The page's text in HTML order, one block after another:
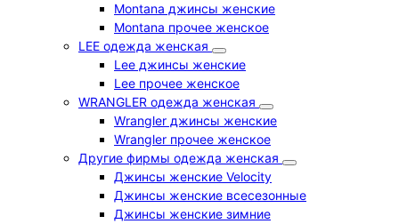
Montana джинсы женские
Montana прочее женское
LEE одежда женская
Lee джинсы женские
Lee прочее женское
WRANGLER одежда женская
Wrangler джинсы женские
Wrangler прочее женское
Другие фирмы одежда женская
Джинсы женские Velocity
Джинсы женские всесезонные
Джинсы женские зимние